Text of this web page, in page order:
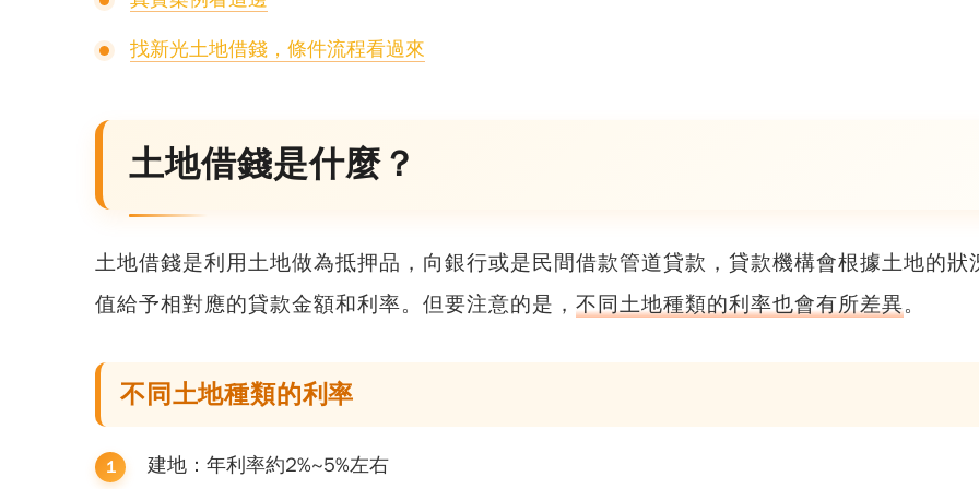
找新光土地借錢，條件流程看過來
土地借錢是什麼？
土地借錢是利用土地做為抵押品，向銀行或是民間借款管道貸款，貸款機構會根據土地的狀
值給予相對應的貸款金額和利率。但要注意的是， 不同土地種類的利率也會有所差異。
不同土地種類的利率
建地：年利率約2%~5%左右